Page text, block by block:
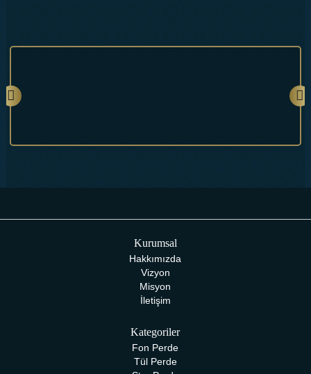
Kurumsal
Hakkımızda
Vizyon
Misyon
İletişim
Kategoriler
Fon Perde
Tül Perde